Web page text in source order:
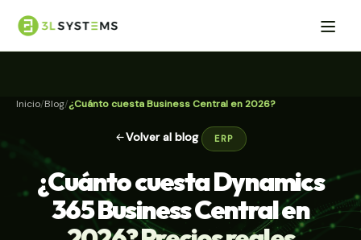
Inicio Blog ¿Cuánto cuesta Business Central en 2026?
Volver al blog ERP
¿Cuánto cuesta Dynamics
365 Business Central en